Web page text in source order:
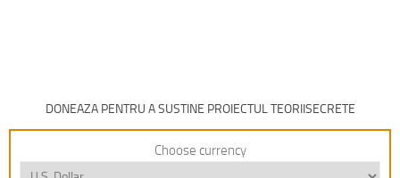
DONEAZA PENTRU A SUSTINE PROIECTUL TEORIISECRETE
Choose currency